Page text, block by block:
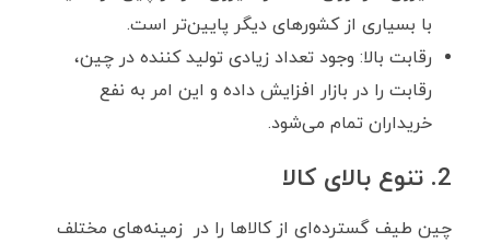
با بسیاری از کشورهای دیگر پایین‌تر است.
رقابت بالا: وجود تعداد زیادی تولید کننده در چین،
رقابت را در بازار افزایش داده و این امر به نفع
خریداران تمام می‌شود.
2. تنوع بالای کالا
چین طیف گسترده‌ای از کالاها را در زمینه‌های مختلف